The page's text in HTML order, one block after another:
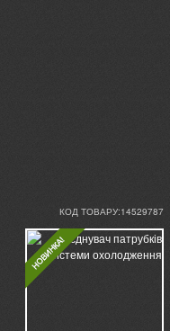
КОД ТОВАРУ:14529787